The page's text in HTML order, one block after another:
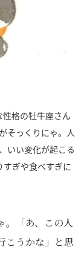
格の牡牛座さん
そっくりにゃ。人
いい変化が起こる
ぎや食べすぎに
。「あ、この人
こうかな」と思